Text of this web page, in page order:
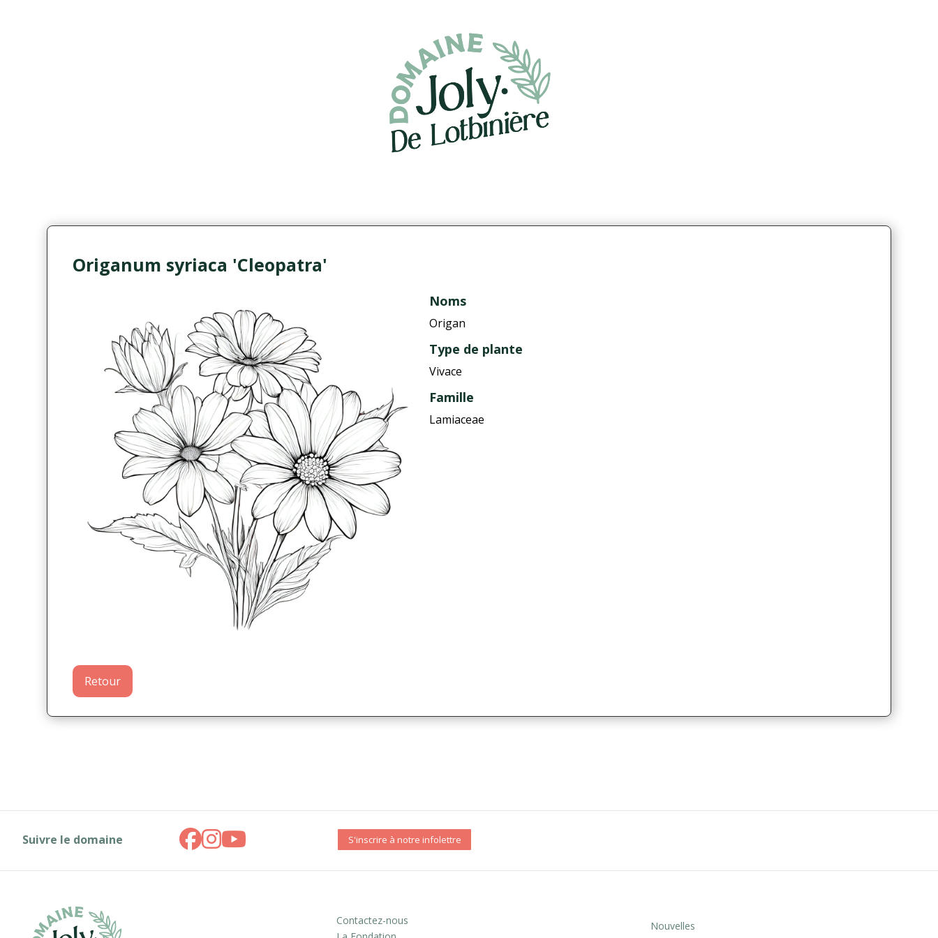
Origanum syriaca 'Cleopatra'
Noms
Origan
Type de plante
Vivace
Famille
Lamiaceae
Retour
Suivre le domaine S'inscrire à notre infolettre
Contactez-nous
Nouvelles